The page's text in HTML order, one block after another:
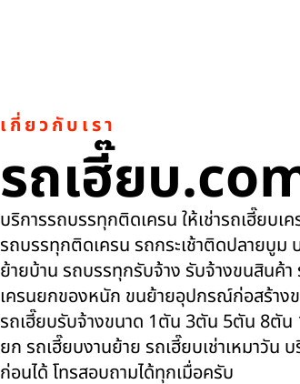
เกี่ยวกับเรา
รถเฮี๊ยบ
บริการรถบรรทุกติดเครน ให้เช่ารถเฮี๊ยบเ
รถบรรทุกติดเครน รถกระเช้าติดปลายบู
ย้ายบ้าน รถบรรทุกรับจ้าง รับจ้างขนสินค้
เครนยกของหนัก ขนย้ายอุปกรณ์ก่อสร้าง
รถเฮี๊ยบรับจ้างขนาด 1ตัน 3ตัน 5ตัน 8ตั
ยก รถเฮี๊ยบงานย้าย รถเฮี๊ยบเช่าเหมาวัน
ก่อนได้ โทรสอบถามได้ทุกเมื่อครับ